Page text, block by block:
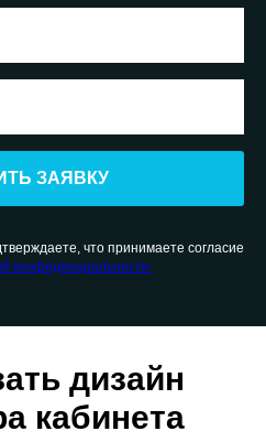
ЗАЯВКУ
что принимаете согласие
конфиденциальности.
дизайн
кабинета